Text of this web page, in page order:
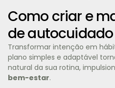
Como criar e
de autocuidado
Transformar intenção em
plano simples e adaptável
natural da sua rotina,
bem-estar.